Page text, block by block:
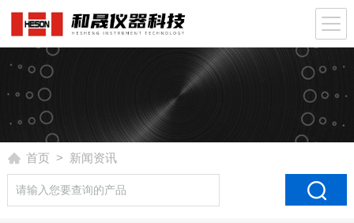
首页 > 新闻资讯